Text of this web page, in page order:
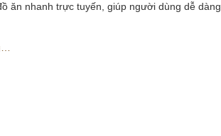
ăn nhanh trực tuyến, giúp người dùng dễ dàng